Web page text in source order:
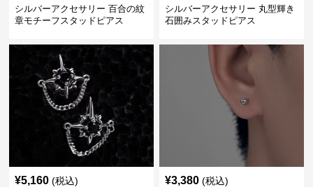
シルバーアクセサリー 百合の紋
章モチーフスタッドピアス
シルバーアクセサリー 丸型輝き
石囲みスタッドピアス
¥5,160 (税込) ¥3,380 (税込)